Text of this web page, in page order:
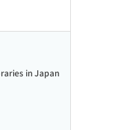
in Japan